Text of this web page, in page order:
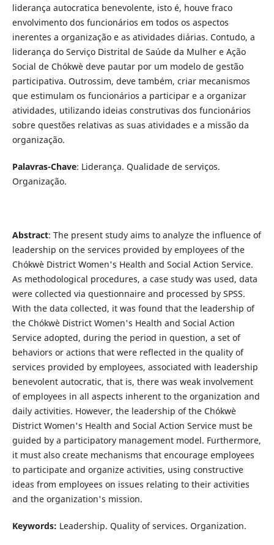
liderança autocratica benevolente, isto é, houve fraco
envolvimento dos funcionários em todos os aspectos
inerentes a organização e as atividades diárias. Contudo, a
liderança do Serviço Distrital de Saúde da Mulher e Ação
Social de Chókwè deve pautar por um modelo de gestão
participativa. Outrossim, deve também, criar mecanismos
que estimulam os funcionários a participar e a organizar
atividades, utilizando ideias construtivas dos funcionários
sobre questões relativas as suas atividades e a missão da
organização.
Palavras-Chave: Liderança. Qualidade de serviços.
Organização.
Abstract: The present study aims to analyze the influence of
leadership on the services provided by employees of the
Chókwè District Women's Health and Social Action Service.
As methodological procedures, a case study was used, data
were collected via questionnaire and processed by SPSS.
With the data collected, it was found that the leadership of
the Chókwè District Women's Health and Social Action
Service adopted, during the period in question, a set of
behaviors or actions that were reflected in the quality of
services provided by employees, associated with leadership
benevolent autocratic, that is, there was weak involvement
of employees in all aspects inherent to the organization and
daily activities. However, the leadership of the Chókwè
District Women's Health and Social Action Service must be
guided by a participatory management model. Furthermore,
it must also create mechanisms that encourage employees
to participate and organize activities, using constructive
ideas from employees on issues relating to their activities
and the organization's mission.
Keywords: Leadership. Quality of services. Organization.